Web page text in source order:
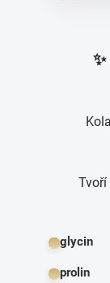
Tvoří
glycin
prolin